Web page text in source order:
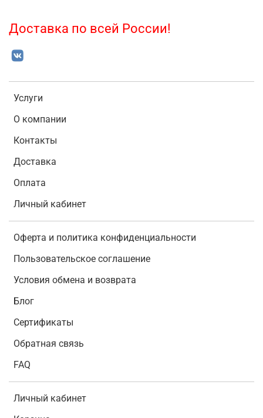
Услуги
О компании
Контакты
Доставка
Оплата
Личный кабинет
Оферта и политика конфиденциальности
Пользовательское соглашение
Условия обмена и возврата
Блог
Сертификаты
Обратная связь
FAQ
Личный кабинет
Доставка по всей России!